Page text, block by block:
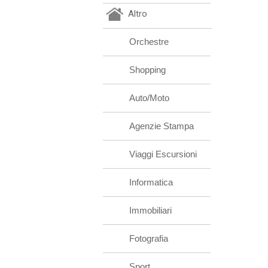
Altro
Orchestre
Shopping
Auto/Moto
Agenzie Stampa
Viaggi Escursioni
Informatica
Immobiliari
Fotografia